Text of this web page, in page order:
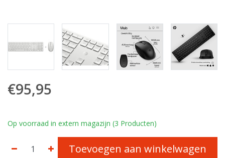
€95,95
Op voorraad in extern magazijn (3 Producten)
Toevoegen aan winkelwagen